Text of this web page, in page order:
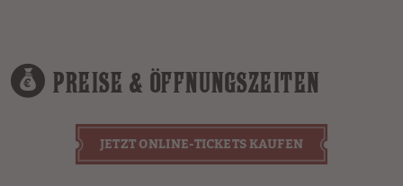
PREISE & ÖFFNUNGSZEITEN
JETZT ONLINE-TICKETS KAUFEN